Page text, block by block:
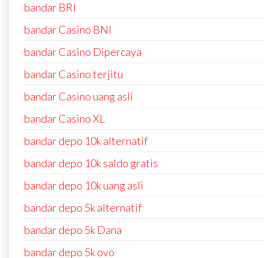
bandar BRI
bandar Casino BNI
bandar Casino Dipercaya
bandar Casino terjitu
bandar Casino uang asli
bandar Casino XL
bandar depo 10k alternatif
bandar depo 10k saldo gratis
bandar depo 10k uang asli
bandar depo 5k alternatif
bandar depo 5k Dana
bandar depo 5k ovo